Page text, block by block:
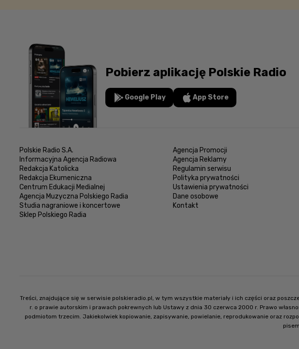
Pobierz aplikację Polskie Radio
Google Play App Store
Polskie Radio S.A.
Informacyjna Agencja Radiowa
Redakcja Katolicka
Redakcja Ekumeniczna
Centrum Edukacji Medialnej
Agencja Muzyczna Polskiego Radia
Studia nagraniowe i koncertowe
Sklep Polskiego Radia
Agencja Promocji
Agencja Reklamy
Regulamin serwisu
Polityka prywatności
Ustawienia prywatności
Dane osobowe
Kontakt
Treści, znajdujące się w serwisie polskieradio.pl, w tym wszystkie materiały i ich części oraz
r. o prawie autorskim i prawach pokrewnych lub Ustawy z dnia 30 czerwca 2000 r. Prawo
podmiotom trzecim. Jakiekolwiek kopiowanie, zapisywanie, powielanie, reprodukowanie oraz